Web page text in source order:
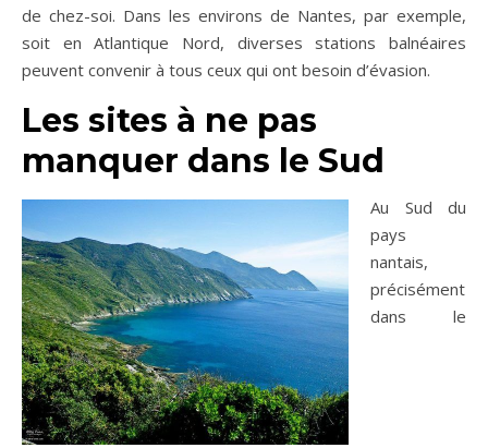
de chez-soi. Dans les environs de Nantes, par exemple,
soit en Atlantique Nord, diverses stations balnéaires
peuvent convenir à tous ceux qui ont besoin d’évasion.
Les sites à ne pas
manquer dans le Sud
Au Sud du
pays
nantais,
précisément
dans le